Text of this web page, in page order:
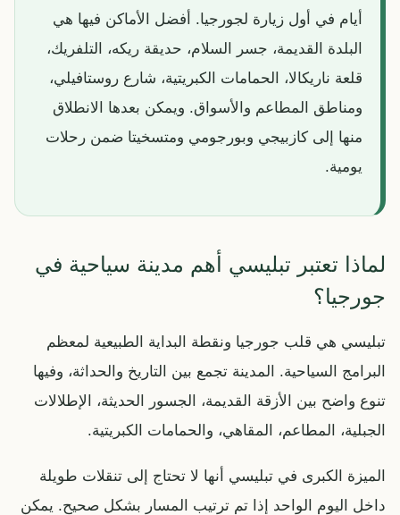
أيام في أول زيارة لجورجيا. أفضل الأماكن فيها هي
البلدة القديمة، جسر السلام، حديقة ريكه، التلفريك،
قلعة ناريكالا، الحمامات الكبريتية، شارع روستافيلي،
ومناطق المطاعم والأسواق. ويمكن بعدها الانطلاق
منها إلى كازبيجي وبورجومي ومتسخيتا ضمن رحلات
يومية.
لماذا تعتبر تبليسي أهم مدينة سياحية في
جورجيا؟
تبليسي هي قلب جورجيا ونقطة البداية الطبيعية لمعظم
البرامج السياحية. المدينة تجمع بين التاريخ والحداثة، وفيها
تنوع واضح بين الأزقة القديمة، الجسور الحديثة، الإطلالات
الجبلية، المطاعم، المقاهي، والحمامات الكبريتية.
الميزة الكبرى في تبليسي أنها لا تحتاج إلى تنقلات طويلة
داخل اليوم الواحد إذا تم ترتيب المسار بشكل صحيح. يمكن